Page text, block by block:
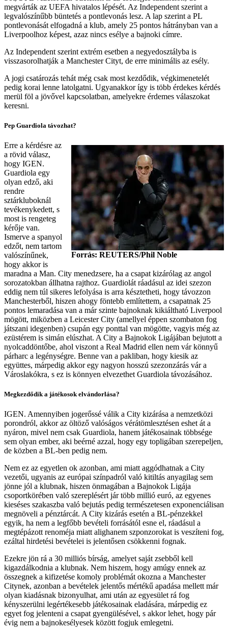
megvárták az UEFA hivatalos lépését. Az Independent szerint a
legvalószínűbb büntetés a pontlevonás lesz. A lap szerint a PL
pontlevonását elfogadná a klub, amely 25 pontos hátrányban van a
Liverpoolhoz képest, azaz nincs esélye a bajnoki címre.
Az Independent szerint extrém esetben a negyedosztályba is
visszasorolhatják a Manchester Cityt, de erre minimális az esély.
A jogi csatározás tehát még csak most kezdődik, végkimenetelét
pedig korai lenne latolgatni. Ugyanakkor így is több érdekes kérdés
merül föl a jövővel kapcsolatban, amelyekre érdemes válaszokat
keresni.
Pep Guardiola távozhat?
Forrás: REUTERS/Phil Noble
Erre a kérdésre az
a rövid válasz,
hogy IGEN.
Guardiola egy
olyan edző, aki
rendre
sztárkluboknál
tevékenykedett, s
most is rengeteg
kérője van.
Ismerve a spanyol
edzőt, nem tartom
valószínűnek,
hogy akkor is
maradna a Man. City menedzsere, ha a csapat kizárólag az angol
sorozatokban állhatna rajthoz. Guardiolát ráadásul az idei szezon
eddig nem túl sikeres lefolyása is arra késztetheti, hogy távozzon
Manchesterből, hiszen ahogy föntebb említettem, a csapatnak 25
pontos lemaradása van a már szinte bajnoknak kikiáltható Liverpool
mögött, miközben a Leicester City (amellyel éppen szombaton fog
játszani idegenben) csupán egy ponttal van mögötte, vagyis még az
ezüstérem is simán elúszhat. A City a Bajnokok Ligájában bejutott a
nyolcaddöntőbe, ahol viszont a Real Madrid ellen nem vár könnyű
párharc a legénységre. Benne van a pakliban, hogy kiesik az
együttes, márpedig akkor egy nagyon hosszú szezonzárás vár a
Városlakókra, s ez is könnyen elvezethet Guardiola távozásához.
Megkezdődik a játékosok elvándorlása?
IGEN. Amennyiben jogerőssé válik a City kizárása a nemzetközi
porondról, akkor az öltöző valóságos vérátömlesztésen eshet át a
nyáron, mivel nem csak Guardiola, hanem játékosainak többsége
sem olyan ember, aki beérné azzal, hogy egy topligában szerepeljen,
de közben a BL-ben pedig nem.
Nem ez az egyetlen ok azonban, ami miatt aggódhatnak a City
vezetői, ugyanis az európai színpadról való kitiltás anyagilag sem
jönne jól a klubnak, hiszen önmagában a Bajnokok Ligája
csoportkörében való szereplésért jár több millió euró, az egyenes
kieséses szakaszba való bejutás pedig természetesen exponenciálisan
megnöveli a pénztárcát. A City kizárás esetén a BL-pénzekkel
egyik, ha nem a legfőbb bevételi forrásától esne el, ráadásul a
megtépázott renoméja miatt alighanem szponzorokat is veszíteni fog,
ezáltal hirdetési bevételei is jelentősen csökkenni fognak.
Ezekre jön rá a 30 milliós bírság, amelyet saját zsebből kell
kigazdálkodnia a klubnak. Nem hiszem, hogy amúgy ennek az
összegnek a kifizetése komoly problémát okozna a Manchester
Citynek, azonban a bevételek jelentős mértékű apadása mellett már
olyan kiadásnak bizonyulhat, ami után az egyesület rá fog
kényszerülni legértékesebb játékosainak eladására, márpedig ez
egyet fog jelenteni a csapat gyengülésével, s akkor lehet, hogy pár
évig nem a bajnokesélyesek között fogjuk emlegetni.